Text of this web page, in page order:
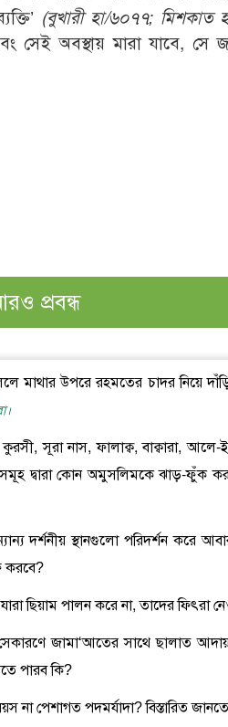
আরও
(বুখারী হা/৬০৭৭; মিশকাত
সেই অবস্থায় মারা যাবে, সে
প্রবন্ধ
উপরে রহমতের চাদর নিয়ে
সূরা নাস, ফালাক্ব, বাক্বারা, আলে-
দ্বারা কোন অমুসলিমকে ঝাড়-ফুঁক
দর্শনীয় স্থানগুলো পরিদর্শন করে
করবে?
ছিয়াম পালন করে না, তাদের ফিৎরা
জামা‘আতের সাথে ছালাত
পারব কি?
পেশাগত পদমর্যাদা? বিস্তারিত